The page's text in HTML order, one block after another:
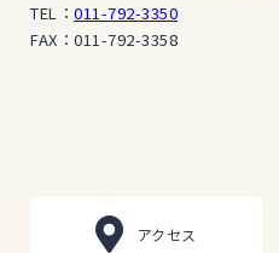
TEL： 011-792-3350
FAX：011-792-3358
アクセス